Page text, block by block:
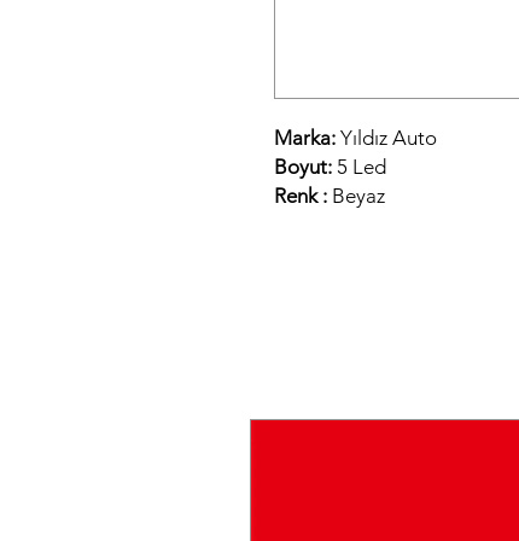
Marka: Yıldız Auto
Boyut: 5 Led
Renk : Beyaz